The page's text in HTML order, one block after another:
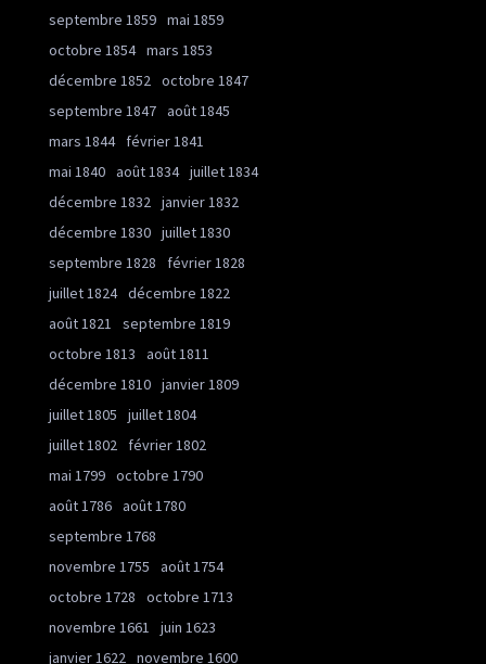
septembre 1859 mai 1859
octobre 1854 mars 1853
décembre 1852 octobre 1847
septembre 1847 août 1845
mars 1844
février 1841
mai 1840 août 1834 juillet 1834
décembre 1832 janvier 1832
décembre 1830 juillet 1830
septembre 1828
février 1828
juillet 1824 décembre 1822
août 1821
septembre 1819
octobre 1813
août 1811
décembre 1810 janvier 1809
juillet 1805
juillet 1804
juillet 1802
février 1802
mai 1799 octobre 1790
août 1786 août 1780
septembre 1768
novembre 1755
août 1754
octobre 1728
octobre 1713
novembre 1661
juin 1623
janvier 1622 novembre 1600